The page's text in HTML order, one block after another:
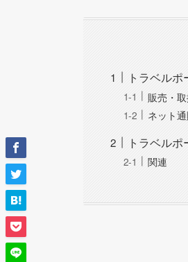
トラベル
販売・
ネット
トラベル
関連